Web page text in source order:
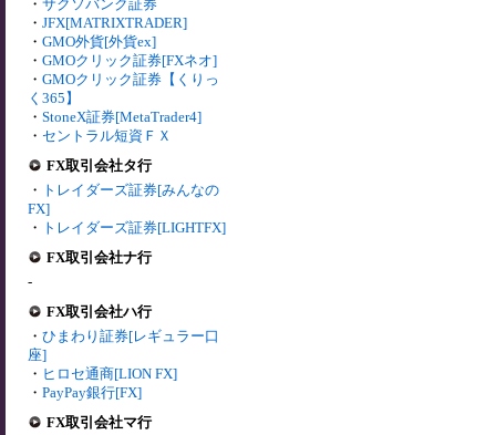
・ サクソバンク証券
・ JFX[MATRIXTRADER]
・ GMO外貨[外貨ex]
・ GMOクリック証券[FXネオ]
・ GMOクリック証券【くりっ
く365】
・ StoneX証券[MetaTrader4]
・ セントラル短資ＦＸ
FX取引会社タ行
・ トレイダーズ証券[みんなの
FX]
・ トレイダーズ証券[LIGHTFX]
FX取引会社ナ行
-
FX取引会社ハ行
・ ひまわり証券[レギュラー口
座]
・ ヒロセ通商[LION FX]
・ PayPay銀行[FX]
FX取引会社マ行